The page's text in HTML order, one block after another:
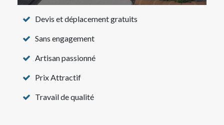
Devis et déplacement gratuits
Sans engagement
Artisan passionné
Prix Attractif
Travail de qualité